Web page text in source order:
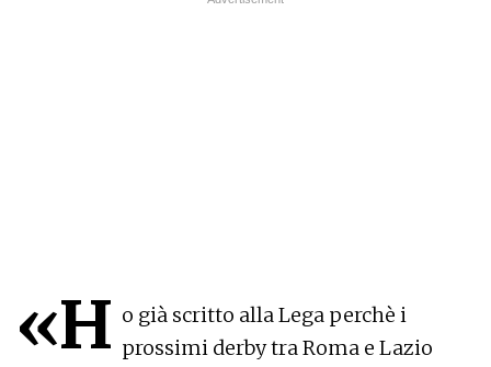
«H o già scritto alla Lega perchè i
prossimi derby tra Roma e Lazio